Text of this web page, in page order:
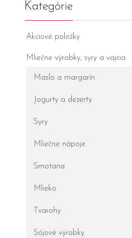
Kategórie
Akciové položky
Mliečne výrobky, syry a vajcia
Maslo a margarín
Jogurty a dezerty
Syry
Mliečne nápoje
Smotana
Mlieko
Tvarohy
Sójové výrobky